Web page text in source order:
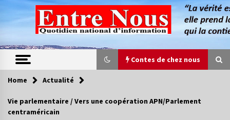
content
Contes de chez nous
Contes de chez nous
Home Actualité
Vie parlementaire / Vers une coopération APN/Parlement
centraméricain